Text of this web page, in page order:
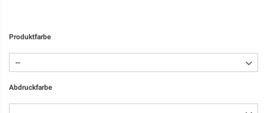
Produktfarbe
Abdruckfarbe